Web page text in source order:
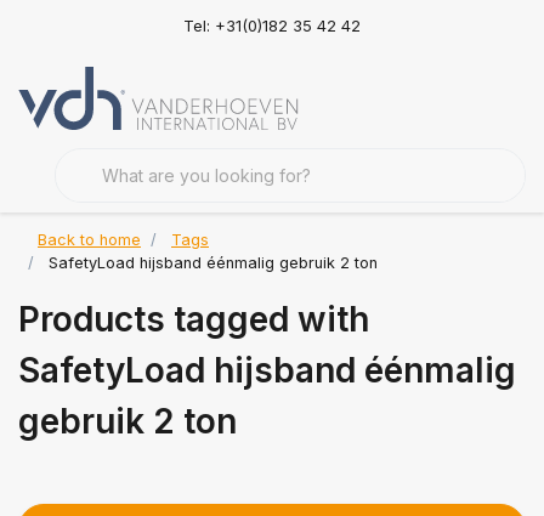
Tel: +31(0)182 35 42 42
Back to home
Tags
SafetyLoad hijsband éénmalig gebruik 2 ton
Products tagged with
SafetyLoad hijsband éénmalig
gebruik 2 ton